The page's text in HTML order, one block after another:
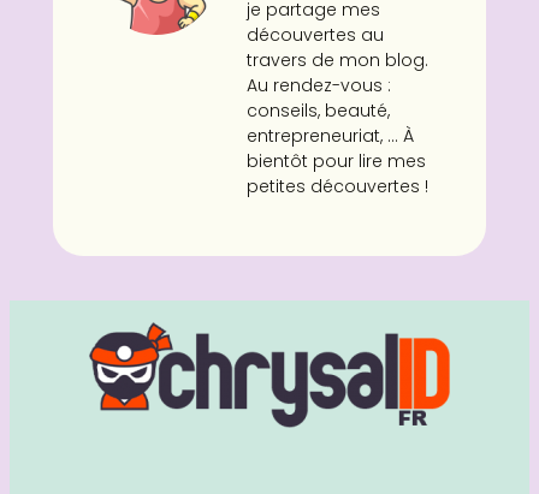
je partage mes
découvertes au
travers de mon blog.
Au rendez-vous :
conseils, beauté,
entrepreneuriat, ... À
bientôt pour lire mes
petites découvertes !